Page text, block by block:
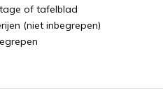
of tafelblad
(niet inbegrepen)